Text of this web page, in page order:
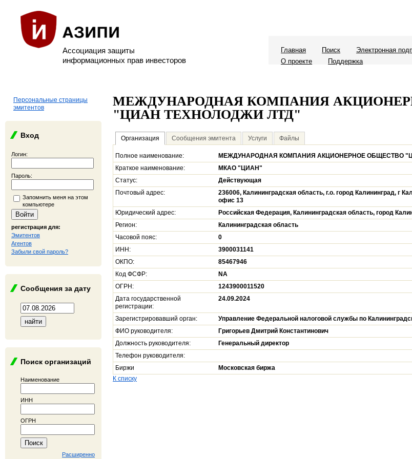
Ассоциация защиты
информационных прав инвесторов
Главная Поиск Электронная
О проекте
Поддержка
Персональные страницы
эмитентов
Вход
Логин:
Пароль:
Запомнить меня на этом
компьютере
регистрация для:
Эмитентов
Агентов
Забыли свой пароль?
Сообщения за дату
Поиск организаций
Наименование
ИНН
ОГРН
Расширенно
МЕЖДУНАРОДНАЯ КОМПАНИЯ
"ЦИАН ТЕХНОЛОДЖИ ЛТД"
Организация Сообщения эмитента Услуги Файлы
Полное наименование:
МЕЖДУНАРОДНАЯ КОМПАНИЯ АКЦИОНЕРНОЕ ОБЩЕСТВО
Краткое наименование:
МКАО "ЦИАН"
Статус:
Действующая
Почтовый адрес:
236006, Калининградская область, г.о. город Калининград, г
офис 13
Юридический адрес:
Российская Федерация, Калининградская область, город
Регион:
Калининградская область
Часовой пояс:
0
ИНН:
3900031141
ОКПО:
85467946
Код ФСФР:
NA
ОГРН:
1243900011520
Дата государственной
регистрации:
24.09.2024
Зарегистрировавший орган:
Управление Федеральной налоговой службы по
ФИО руководителя:
Григорьев Дмитрий Константинович
Должность руководителя:
Генеральный директор
Телефон руководителя:
Биржи
Московская биржа
К списку